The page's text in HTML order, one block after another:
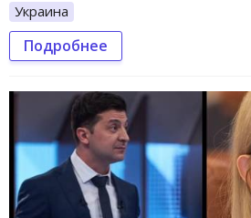
Украина
Подробнее